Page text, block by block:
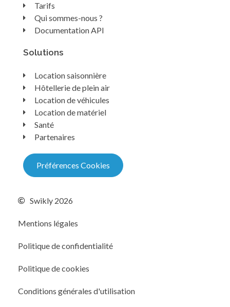
Tarifs
Qui sommes-nous ?
Documentation API
Solutions
Location saisonnière
Hôtellerie de plein air
Location de véhicules
Location de matériel
Santé
Partenaires
Préférences Cookies
Swikly 2026
Mentions légales
Politique de confidentialité
Politique de cookies
Conditions générales d'utilisation